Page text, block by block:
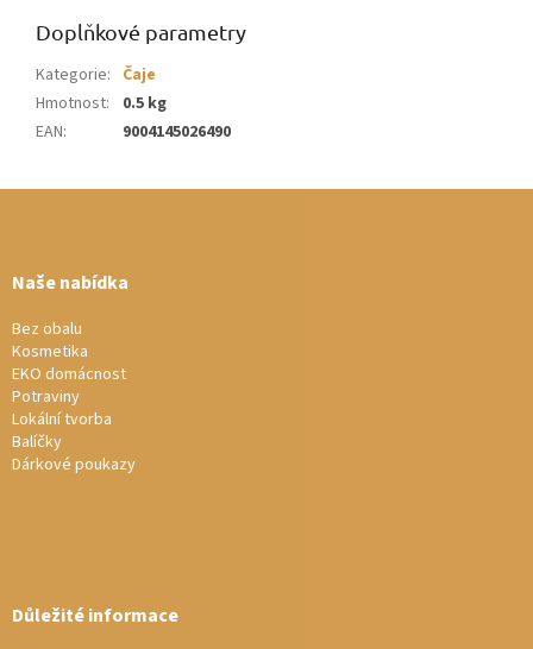
Doplňkové parametry
Kategorie: Čaje
Hmotnost:
0.5 kg
EAN: 9004145026490
Naše nabídka
Bez obalu
Kosmetika
EKO domácnost
Potraviny
Lokální tvorba
Balíčky
Dárkové poukazy
Důležité informace